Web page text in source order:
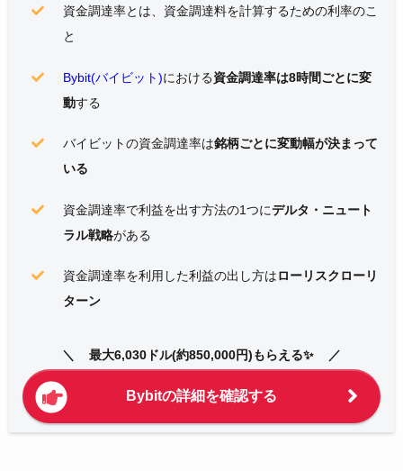
資金調達率とは、資金調達料を計算するための利率のこ
と
Bybit(バイビット)における資金調達率は8時間ごとに変
動する
バイビットの資金調達率は銘柄ごとに変動幅が決まって
いる
資金調達率で利益を出す方法の1つにデルタ・ニュート
ラル戦略がある
資金調達率を利用した利益の出し方はローリスクローリ
ターン
最大6,030ドル(約850,000円)もらえる✨
Bybitの詳細を確認する